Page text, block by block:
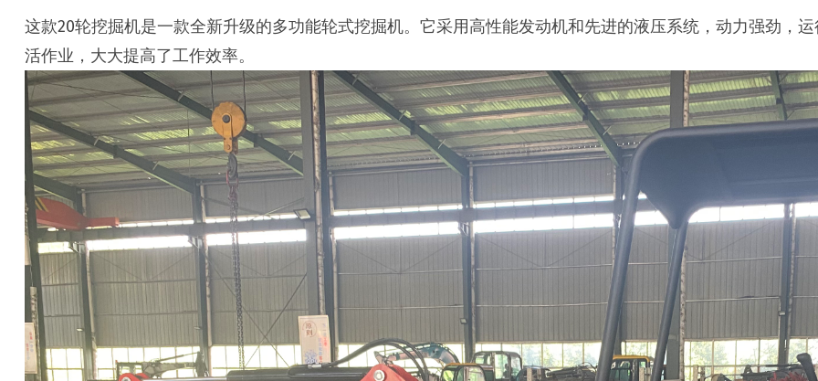
这款20轮挖掘机是一款全新升级的多功能轮式挖掘机。它采用高性能发动机和先进的液压系统，动力强劲，
活作业，大大提高了工作效率。